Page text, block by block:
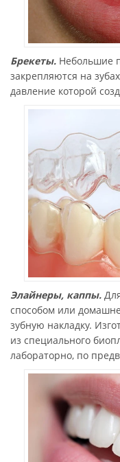
Брекеты. Небольшие
закрепляются на
давление которой
Элайнеры, каппы.
способом или
зубную накладку.
из специального
лабораторно, по